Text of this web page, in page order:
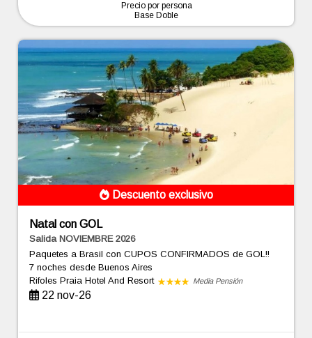
Precio por persona
Base Doble
Descuento exclusivo
Natal con GOL
Salida NOVIEMBRE 2026
Paquetes a Brasil con CUPOS CONFIRMADOS de GOL!!
7 nochesdesde Buenos Aires
Rifoles Praia Hotel And Resort
Media Pensión
22 nov-26